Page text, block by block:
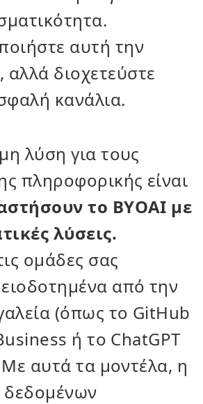
αυτή την
αλλά διοχετεύστε
κανάλια.
λύση για τους
πληροφορικής είναι
το BYOAI με
λύσεις.
ομάδες σας
από την
(όπως το GitHub
ή το ChatGPT
αυτά τα μοντέλα, η
δεδομένων